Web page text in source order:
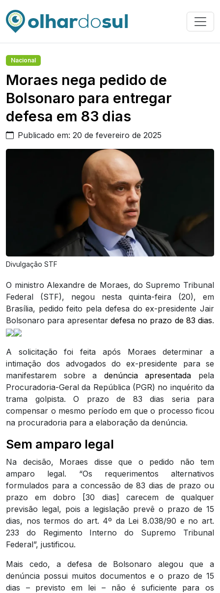
Nacional
Moraes nega pedido de
Bolsonaro para entregar
defesa em 83 dias
Publicado em: 20 de fevereiro de 2025
Divulgação STF
O ministro Alexandre de Moraes, do Supremo Tribunal
Federal (STF), negou nesta quinta-feira (20), em
Brasília, pedido feito pela defesa do ex-presidente Jair
Bolsonaro para apresentar defesa no prazo de 83 dias.
A solicitação foi feita após Moraes determinar a
intimação dos advogados do ex-presidente para se
manifestarem sobre a denúncia apresentada pela
Procuradoria-Geral da República (PGR) no inquérito da
trama golpista. O prazo de 83 dias seria para
compensar o mesmo período em que o processo ficou
na procuradoria para a elaboração da denúncia.
Sem amparo legal
Na decisão, Moraes disse que o pedido não tem
amparo legal. “Os requerimentos alternativos
formulados para a concessão de 83 dias de prazo ou
prazo em dobro [30 dias] carecem de qualquer
previsão legal, pois a legislação prevê o prazo de 15
dias, nos termos do art. 4º da Lei 8.038/90 e no art.
233 do Regimento Interno do Supremo Tribunal
Federal”, justificou.
Mais cedo, a defesa de Bolsonaro alegou que a
denúncia possui muitos documentos e o prazo de 15
dias – previsto em lei – não é suficiente para os